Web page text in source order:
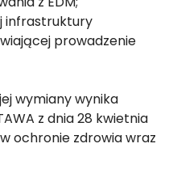
infrastruktury
prowadzenie
wymiany wynika
z dnia 28 kwietnia
ochronie zdrowia wraz